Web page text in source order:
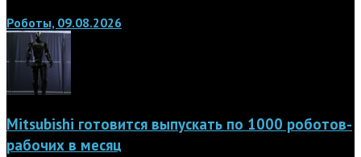
Роботы, 09.08.2026
Mitsubishi готовится выпускать по 1000 роботов-
рабочих в месяц